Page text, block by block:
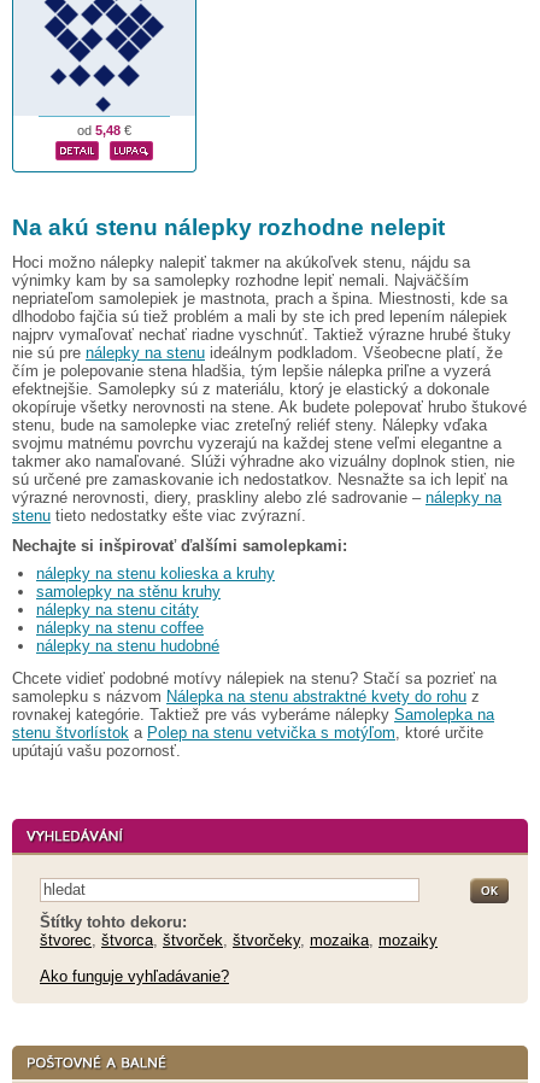
od 5,48 €
Na akú stenu nálepky rozhodne nelepit
Hoci možno nálepky nalepiť takmer na akúkoľvek stenu, nájdu sa
výnimky kam by sa samolepky rozhodne lepiť nemali. Najväčším
nepriateľom samolepiek je mastnota, prach a špina. Miestnosti, kde sa
dlhodobo fajčia sú tiež problém a mali by ste ich pred lepením nálepiek
najprv vymaľovať nechať riadne vyschnúť. Taktiež výrazne hrubé štuky
nie sú pre nálepky na stenu ideálnym podkladom. Všeobecne platí, že
čím je polepovanie stena hladšia, tým lepšie nálepka priľne a vyzerá
efektnejšie. Samolepky sú z materiálu, ktorý je elastický a dokonale
okopíruje všetky nerovnosti na stene. Ak budete polepovať hrubo štukové
stenu, bude na samolepke viac zreteľný reliéf steny. Nálepky vďaka
svojmu matnému povrchu vyzerajú na každej stene veľmi elegantne a
takmer ako namaľované. Slúži výhradne ako vizuálny doplnok stien, nie
sú určené pre zamaskovanie ich nedostatkov. Nesnažte sa ich lepiť na
výrazné nerovnosti, diery, praskliny alebo zlé sadrovanie – nálepky na
stenu tieto nedostatky ešte viac zvýrazní.
Nechajte si inšpirovať ďalšími samolepkami:
nálepky na stenu kolieska a kruhy
samolepky na stěnu kruhy
nálepky na stenu citáty
nálepky na stenu coffee
nálepky na stenu hudobné
Chcete vidieť podobné motívy nálepiek na stenu? Stačí sa pozrieť na
samolepku s názvom Nálepka na stenu abstraktné kvety do rohu z
rovnakej kategórie. Taktiež pre vás vyberáme nálepky Samolepka na
stenu štvorlístok a Polep na stenu vetvička s motýľom , ktoré určite
upútajú vašu pozornosť.
Štítky tohto dekoru:
štvorec štvorca štvorček štvorčeky, mozaika mozaiky
Ako funguje vyhľadávanie?